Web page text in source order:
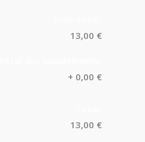
13,00 €
+ 0,00 €
13,00 €